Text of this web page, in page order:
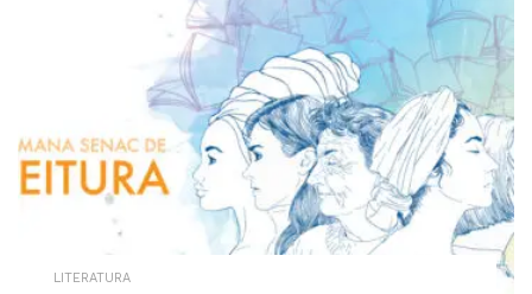
LITERATURA